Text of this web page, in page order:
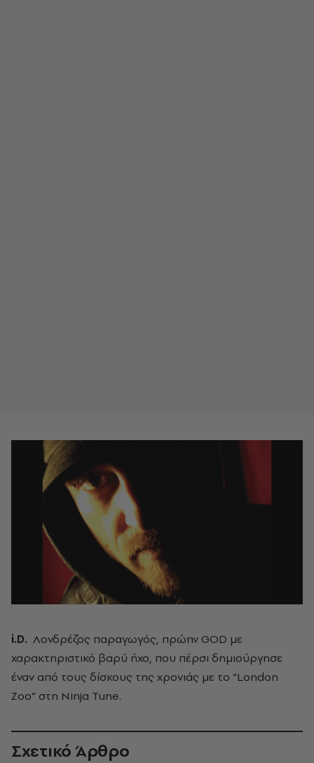
i.D. Λονδρέζος παραγωγός, πρώην GOD με
χαρακτηριστικό βαρύ ήχο, που πέρσι δημιούργησε
έναν από τους δίσκους της χρονιάς με το “London
Zoo” στη Ninja Tune.
Σχετικό Άρθρο